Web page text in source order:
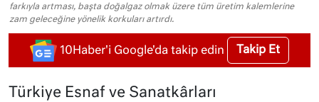
farkıyla artması, başta doğalgaz olmak üzere tüm üretim kalemlerine
zam geleceğine yönelik korkuları artırdı.
10Haber'i Google'da takip edin Takip Et
Türkiye Esnaf ve Sanatkârları